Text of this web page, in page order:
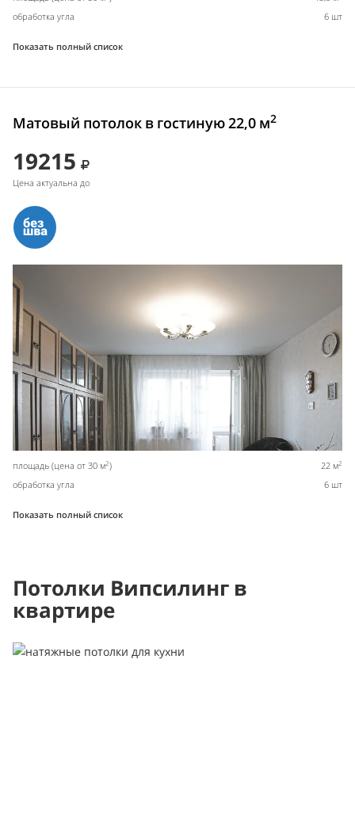
обработка угла
6 шт
Показать полный список
Матовый потолок в гостиную 22,0 м2
19215
Цена актуальна до
площадь (цена от 30 м2) 22 м2
обработка угла 6 шт
Показать полный список
Потолки Випсилинг в
квартире